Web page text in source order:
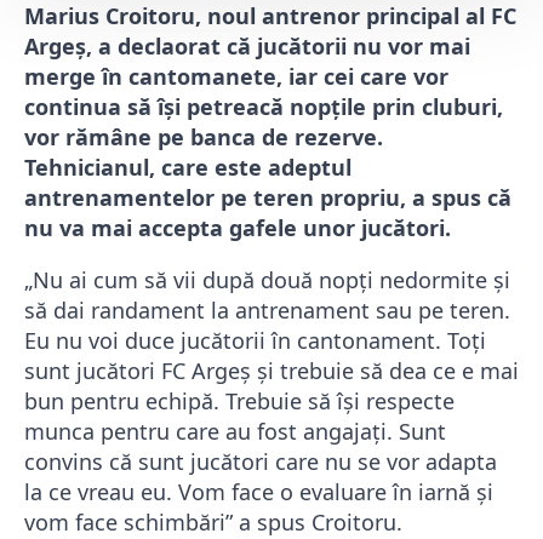
Marius Croitoru, noul antrenor principal al FC
Argeș, a declaorat că jucătorii nu vor mai
merge în cantomanete, iar cei care vor
continua să își petreacă nopțile prin cluburi,
vor rămâne pe banca de rezerve.
Tehnicianul, care este adeptul
antrenamentelor pe teren propriu, a spus că
nu va mai accepta gafele unor jucători.
„Nu ai cum să vii după două nopți nedormite și
să dai randament la antrenament sau pe teren.
Eu nu voi duce jucătorii în cantonament. Toți
sunt jucători FC Argeș și trebuie să dea ce e mai
bun pentru echipă. Trebuie să își respecte
munca pentru care au fost angajați. Sunt
convins că sunt jucători care nu se vor adapta
la ce vreau eu. Vom face o evaluare în iarnă și
vom face schimbări” a spus Croitoru.